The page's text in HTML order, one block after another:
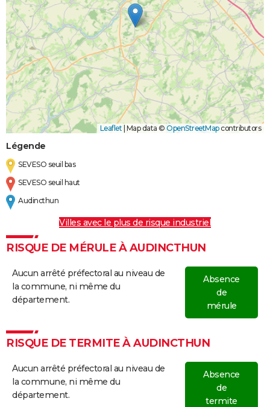
Leaflet Map data © OpenStreetMapcontributors
Légende
SEVESO seuil bas
SEVESO seuil haut
Audincthun
Villes avec le plus de risque industriel
RISQUE DE MÉRULE À AUDINCTHUN
Aucun arrêté préfectoral au niveau de
la commune, ni même du
département.
Absence
de
mérule
RISQUE DE TERMITE À AUDINCTHUN
Aucun arrêté préfectoral au niveau de
la commune, ni même du
département.
Absence
de
termite